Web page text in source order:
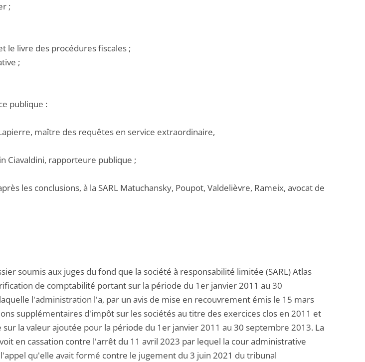
;
le livre des procédures fiscales ;
;
publique :
maître des requêtes en service extraordinaire,
Ciavaldini, rapporteure publique ;
les conclusions, à la SARL Matuchansky, Poupot, Valdelièvre, Rameix, avocat de
soumis aux juges du fond que la société à responsabilité limitée (SARL) Atlas
de comptabilité portant sur la période du 1er janvier 2011 au 30
l'administration l'a, par un avis de mise en recouvrement émis le 15 mars
supplémentaires d'impôt sur les sociétés au titre des exercices clos en 2011 et
la valeur ajoutée pour la période du 1er janvier 2011 au 30 septembre 2013. La
en cassation contre l'arrêt du 11 avril 2023 par lequel la cour administrative
qu'elle avait formé contre le jugement du 3 juin 2021 du tribunal